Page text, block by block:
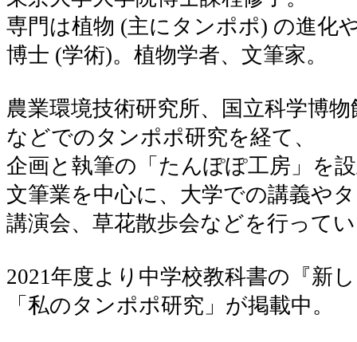
専門は植物 (主にタンポポ) の進化
博士 (学術)。植物学者、文筆家。
農業環境技術研究所、国立科学博物
などでのタンポポ研究を経て、
企画と執筆の「たんぽぽ工房」を
文筆業を中心に、大学での講義や
講演会、草花散歩会などを行って
2021年度より中学校教科書の『新
「私のタンポポ研究」が掲載中。